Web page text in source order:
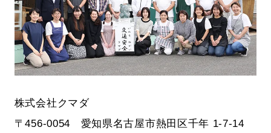
株式会社クマダ
〒456-0054 愛知県名古屋市熱田区千年 1-7-14